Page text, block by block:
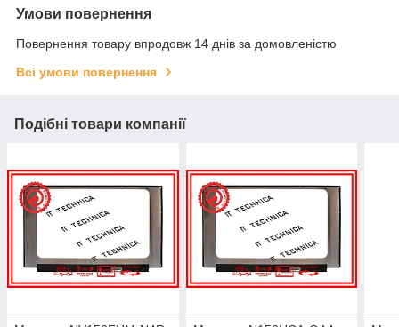
Умови повернення
Повернення товару впродовж 14 днів за домовленістю
Всі умови повернення
Подібні товари компанії